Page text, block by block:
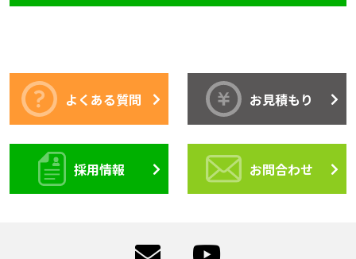
よくある質問 お見積もり
採用情報 お問合わせ